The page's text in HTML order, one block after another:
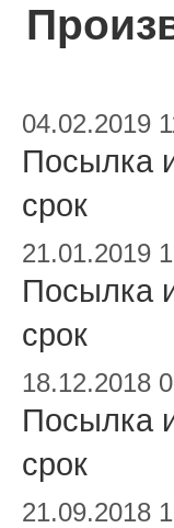
04.02.2019
Посылка
срок
21.01.2019
Посылка
срок
18.12.2018
Посылка
срок
21.09.2018